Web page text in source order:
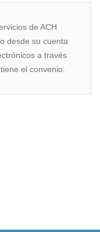
de ACH
desde su cuenta
a través
el convenio.